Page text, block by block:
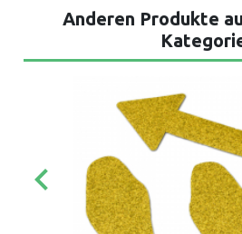
Anderen Produkte
keyboard_arrow_left